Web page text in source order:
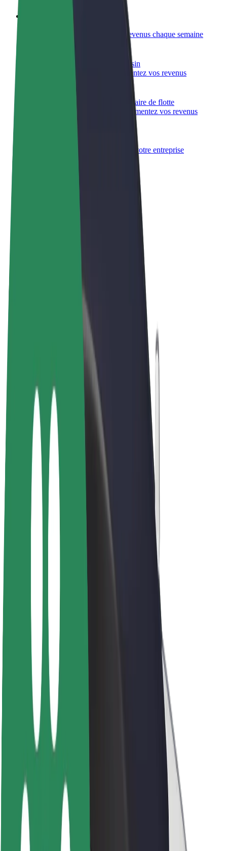
Livrez des repas et générez des revenus chaque semaine
Ajouter un restaurant ou un magasin
Atteignez plus de clients et augmentez vos revenus
Inscrivez-vous en tant que propriétaire de flotte
Ajoutez votre flotte sur Bolt et augmentez vos revenus
Produits et services Bolt adaptés à votre entreprise
Bolt for Business
Vélos électriques
Bolt Plus
Générez des revenus avec Bolt
Chauffeur
Revenus du chauffeur
Livreur
Revenus du livreur
Rejoignez-nous
À propos de Bolt
La durabilité chez Bolt
Project Zero
Blog
Actualités
Lignes directrices de marque
Notre mission
Relations investisseurs
La marque
Ressources
Fonds urbain
Sécurité